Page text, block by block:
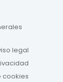
legal
cookies